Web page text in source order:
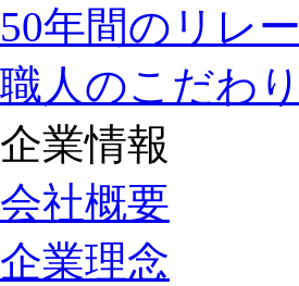
50年間のリレー
職人のこだわり
企業情報
会社概要
企業理念